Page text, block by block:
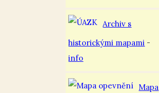
Archiv s
historickými mapami -
info
Mapa